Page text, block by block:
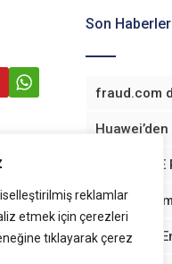
reklamlar
etmek için çerezleri
tıklayarak çerez
Son Haberler